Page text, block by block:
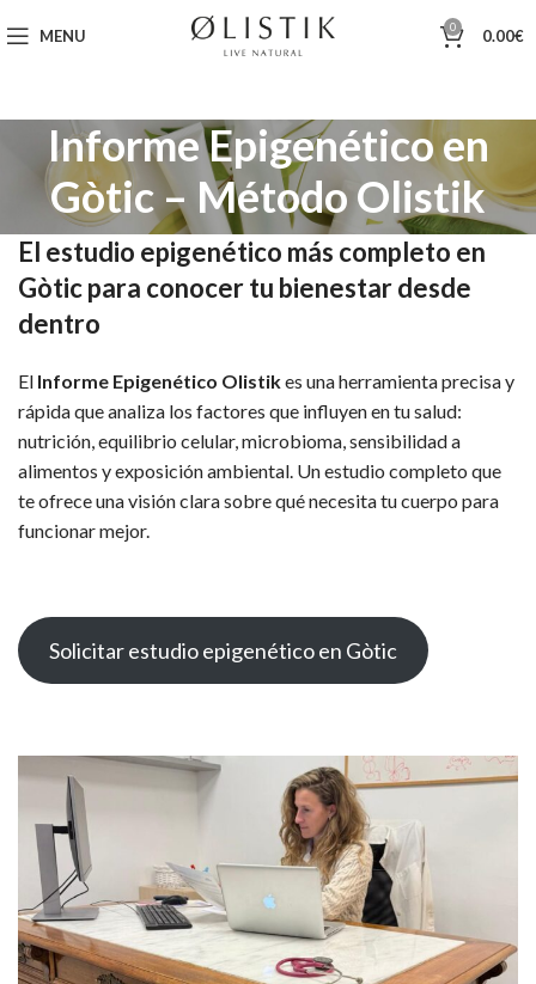
MENU 0 0.00€
Informe Epigenético en
Gòtic – Método Olistik
El estudio epigenético más completo en
Gòtic para conocer tu bienestar desde
dentro
El Informe Epigenético Olistikes una herramienta precisa y
rápida que analiza los factores que influyen en tu salud:
nutrición, equilibrio celular, microbioma, sensibilidad a
alimentos y exposición ambiental. Un estudio completo que
te ofrece una visión clara sobre qué necesita tu cuerpo para
funcionar mejor.
Solicitar estudio epigenético en Gòtic